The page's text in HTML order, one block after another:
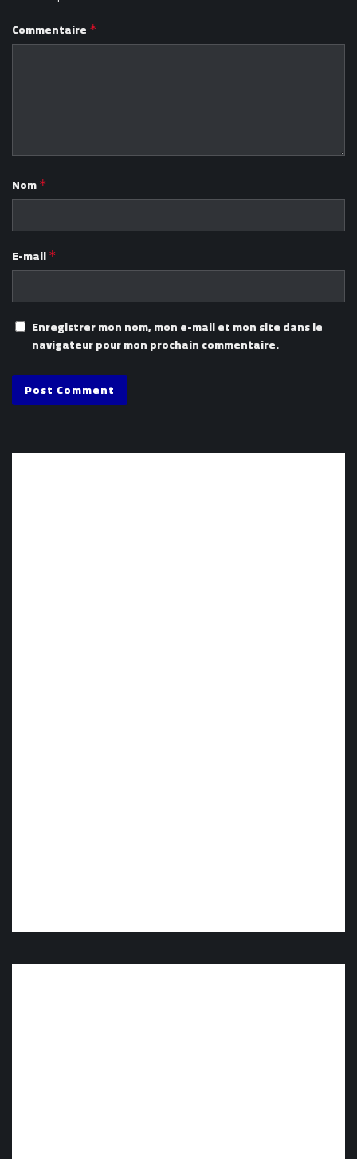
Commentaire *
Nom *
E-mail *
Enregistrer mon nom, mon e-mail et mon site dans le
navigateur pour mon prochain commentaire.